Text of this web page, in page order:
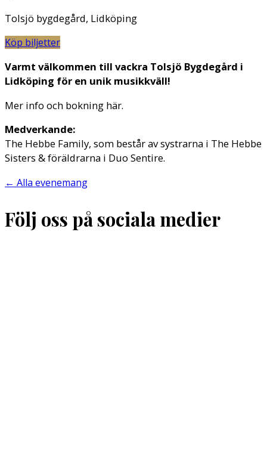
Tolsjö bygdegård, Lidköping
Köp biljetter
Varmt välkommen till vackra Tolsjö Bygdegård i
Lidköping för en unik musikkväll!
Mer info och bokning här.
Medverkande:
The Hebbe Family, som består av systrarna i The Hebbe
Sisters & föräldrarna i Duo Sentire.
← Alla evenemang
Följ oss på sociala medier